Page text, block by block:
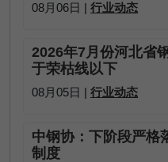
08月06日 | 行业动态
2026年7月份河北省
于荣枯线以下
08月05日 | 行业动态
中钢协：下阶段严格
制度